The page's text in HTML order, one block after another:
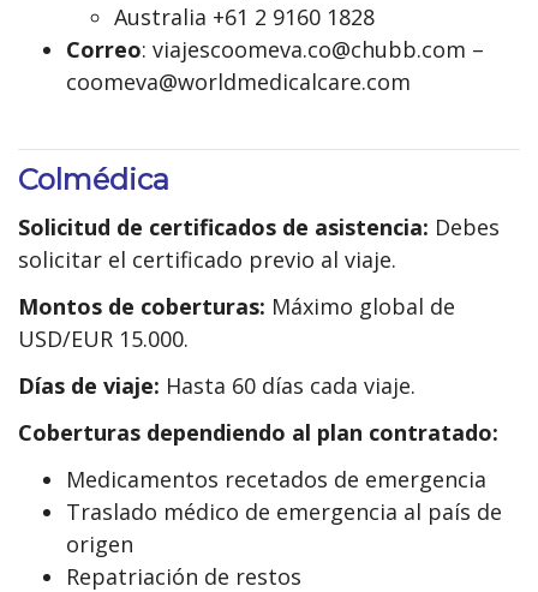
Australia +61 2 9160 1828
Correo: viajescoomeva.co@chubb.com –
coomeva@worldmedicalcare.com
Colmédica
Solicitud de certificados de asistencia: Debes
solicitar el certificado previo al viaje.
Montos de coberturas: Máximo global de
USD/EUR 15.000.
Días de viaje: Hasta 60 días cada viaje.
Coberturas dependiendo al plan contratado:
Medicamentos recetados de emergencia
Traslado médico de emergencia al país de
origen
Repatriación de restos